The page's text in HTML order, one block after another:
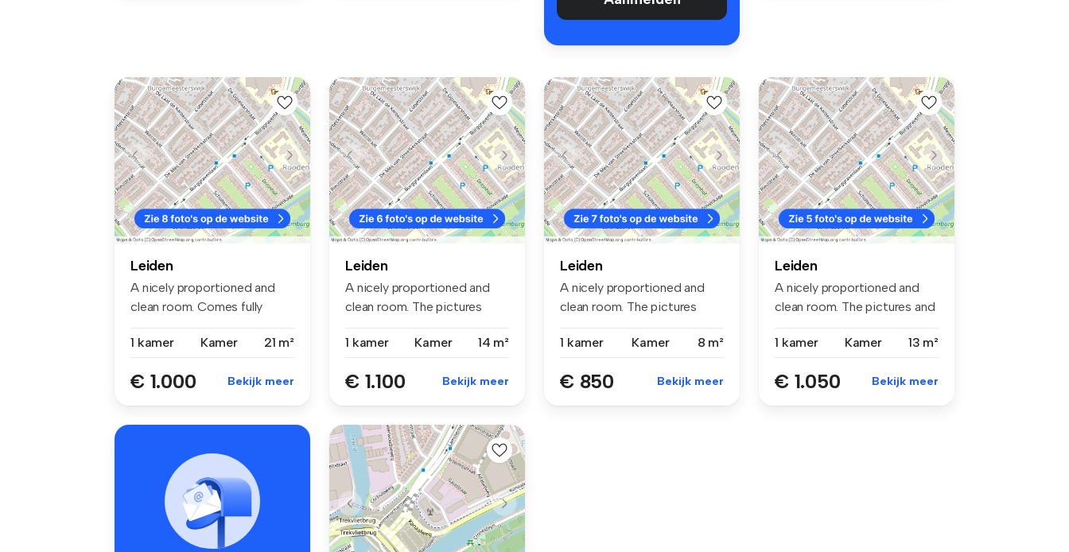
Leiden
A nicely proportioned and
clean room. Comes fully
1 kamer
Kamer 21 m²
€ 1.000 Bekijk meer
Leiden
A nicely proportioned and
clean room. The pictures
1 kamer
Kamer 14 m²
€ 1.100 Bekijk meer
Leiden
A nicely proportioned and
clean room. The pictures
1 kamer
Kamer 8 m²
€ 850 Bekijk meer
Leiden
A nicely proportioned and
clean room. The pictures and
1 kamer
Kamer 13 m²
€ 1.050 Bekijk meer